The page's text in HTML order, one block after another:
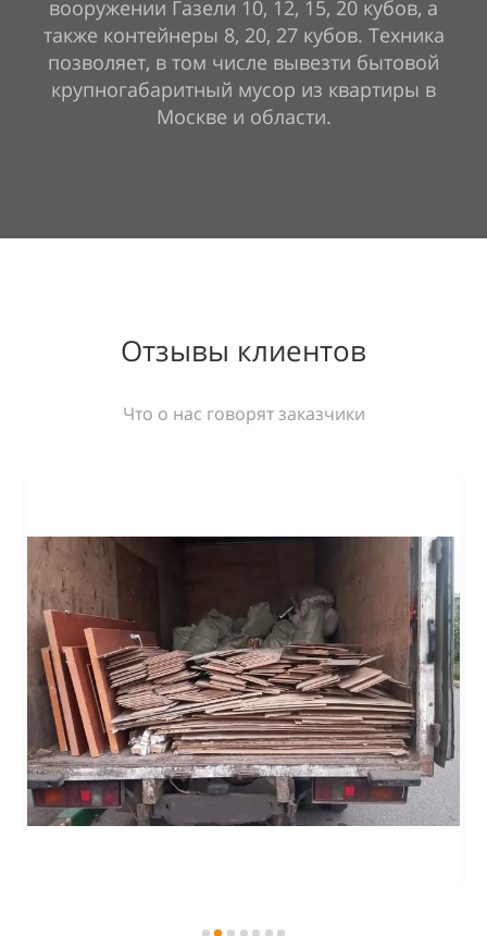
вооружении Газели 10, 12, 15, 20 кубов, а
также контейнеры 8, 20, 27 кубов. Техника
позволяет, в том числе вывезти бытовой
крупногабаритный мусор из квартиры в
Москве и области.
Отзывы клиентов
Что о нас говорят заказчики